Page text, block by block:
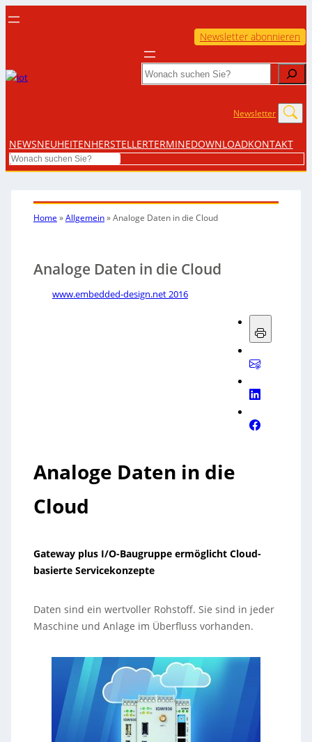
Newsletter abonnieren
Search
Newsletter
NEWSNEUHEITENHERSTELLERTERMINEDOWNLOADKONTAKT
Search
Home »Allgemein»Analoge Daten in die Cloud
Analoge Daten in die Cloud
www.embedded-design.net 2016
Analoge Daten in die
Cloud
Gateway plus I/O-Baugruppe ermöglicht Cloud-
basierte Servicekonzepte
Daten sind ein wertvoller Rohstoff. Sie sind in jeder
Maschine und Anlage im Überfluss vorhanden.